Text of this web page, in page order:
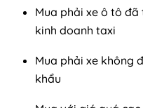
Mua phải xe ô tô
kinh doanh taxi
Mua phải xe không
khẩu